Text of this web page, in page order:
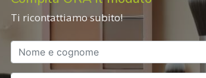
Ti ricontattiamo subito!